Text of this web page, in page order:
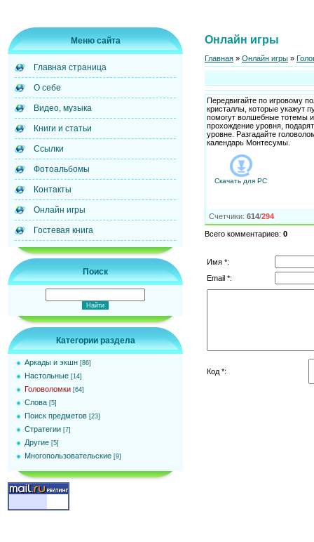
Меню сайта
Главная страница
О себе
Видео, музыка
Книги и статьи
Ссылки
Фотоальбомы
Контакты
Онлайн игры
Гостевая книга
Поиск
Категории раздела
Аркады и экшн [86]
Настольные [14]
Головоломки [64]
Слова [5]
Поиск предметов [23]
Стратегии [7]
Другие [5]
Многопользовательские [9]
Онлайн игры
Главная » Онлайн игры »
Передвигайте по игровому
кристаллы, которые укажут
помогут волшебные тотемы
прохождение уровня,
уровне. Разгадайте
календарь Монтесумы.
Скачать для PC
Счетчики: 614/294
Всего комментариев: 0
Имя *:
Email *:
Код *: